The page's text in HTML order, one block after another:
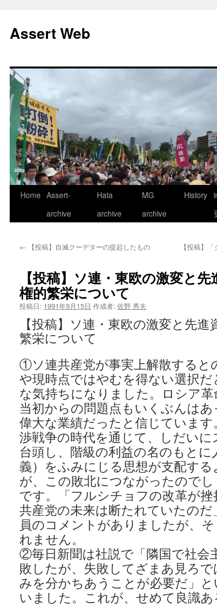
テ
ン
ス
キ
ッ
プ
Assert Web
Home Assert-
archive
Hata
archive
MG
archive
History
← 【投稿】自滅クーデターの提起したもの 【投稿】
【投稿】ソ連・東欧の激変と
権的繁栄について
投稿日: 1991年9月15日 作成者: 佐野 秀夫
【投稿】ソ連・東欧の激変と先
繁栄について
①ソ連共産党が事実上解散すると
や現時点ではやむを得ない選択
な気持ちになりました。ロシア
当初からの問題点もいくぶんは
偉大な業績だったと信じていま
渉戦争の時代を通じて、しだい
台頭し、階級の利益の名のもとに
義）をふみにじる思想が支配す
が、この敗北につながったので
です。「フルシチョフの改革が
共産党の未来は断たれていたの
員のコメントがありましたが、
れません。
②毎日新聞は社説で「隣国で社会
敗したが、失敗してざまあ見ろ
みを分かちあうことが必要だ」
いました。これが、せめて良識